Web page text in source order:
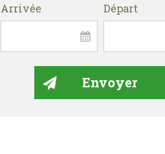
Arrivée Départ